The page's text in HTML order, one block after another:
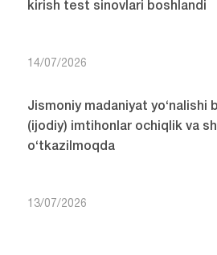
kirish test sinovlari boshlandi
14/07/2026
Jismoniy madaniyat yo‘nalishi
(ijodiy) imtihonlar ochiqlik va
o‘tkazilmoqda
13/07/2026